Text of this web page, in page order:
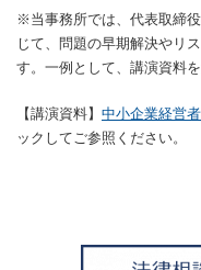
※当事務所では、代表取締
じて、問題の早期解決やリ
す。一例として、講演資料を
【講演資料】 中小企業経営
ックしてご参照ください。